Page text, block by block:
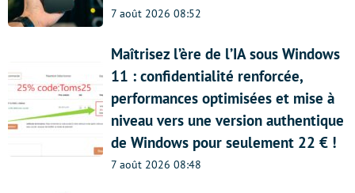
7 août 2026 08:52
Maîtrisez l’ère de l’IA sous Windows
11 : confidentialité renforcée,
performances optimisées et mise à
niveau vers une version authentique
de Windows pour seulement 22 € !
7 août 2026 08:48